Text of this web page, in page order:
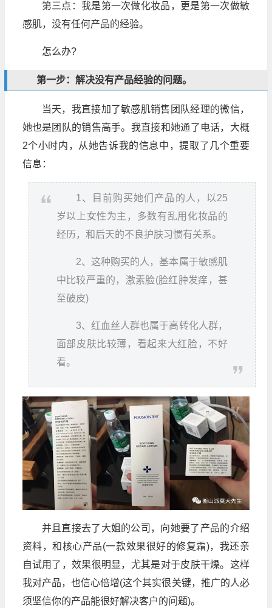
第三点：我是第一次做化妆品，更是第一次做敏
感肌，没有任何产品的经验。
怎么办?
第一步：解决没有产品经验的问题。
当天，我直接加了敏感肌销售团队经理的微信，
她也是团队的销售高手。我直接和她通了电话，大概
2个小时内，从她告诉我的信息中，提取了几个重要
信息：
1、目前购买她们产品的人，以25
岁以上女性为主，多数有乱用化妆品的
经历，和后天的不良护肤习惯有关系。
2、这种购买的人，基本属于敏感肌
中比较严重的，激素脸(脸红肿发痒，甚
至破皮)
3、红血丝人群也属于高转化人群，
面部皮肤比较薄，看起来大红脸，不好
看。
并且直接去了大姐的公司，向她要了产品的介绍
资料，和核心产品(一款效果很好的修复霜)，我还亲
自试用了，效果很明显，尤其是对于皮肤干燥。这样
我对产品，也信心倍增(这个其实很关键，推广的人必
须坚信你的产品能很好解决客户的问题)。